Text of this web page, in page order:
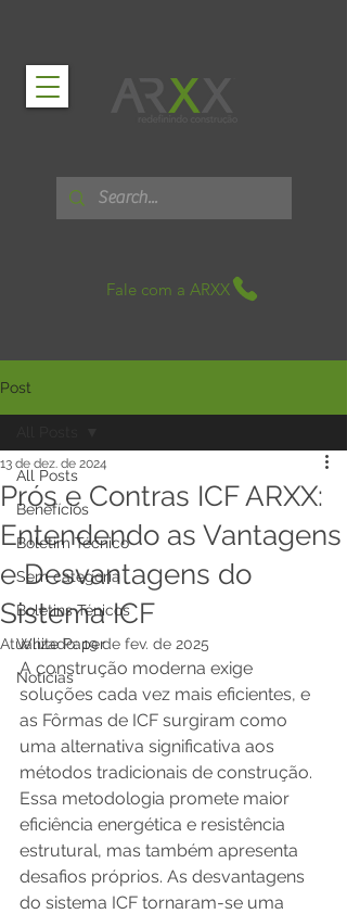
Fale com a ARXX
Post
All Posts
Benefícios
Boletim Técnico
Sem categoria
Boletins Ténicos
White Paper
Notícias
Prós e Contras ICF ARXX:
Entendendo as Vantagens
e Desvantagens do
Sistema ICF
13 de dez. de 2024
Atualizado:19 de fev. de 2025
A construção moderna exige
soluções cada vez mais eficientes, e
as Fôrmas de ICF surgiram como
uma alternativa significativa aos
métodos tradicionais de construção.
Essa metodologia promete maior
eficiência energética e resistência
estrutural, mas também apresenta
desafios próprios. As desvantagens
do sistema ICF tornaram-se uma